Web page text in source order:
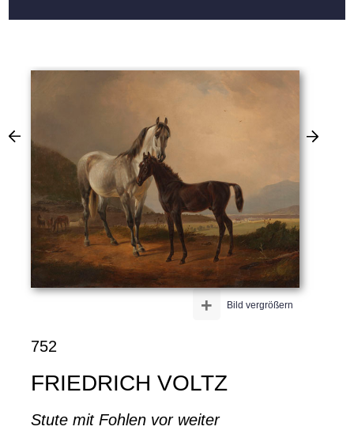
Bild vergrößern
+
752
FRIEDRICH VOLTZ
Stute mit Fohlen vor weiter